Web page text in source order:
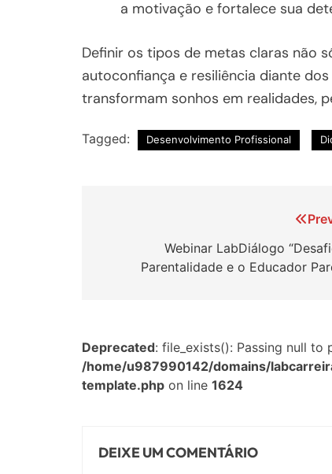
a motivação e fortalece sua
Definir os tipos de metas claras não
autoconfiança e resiliência diante
transformam sonhos em realidades,
Tagged: Desenvolvimento Profissional
Webinar LabDiálogo
Parentalidade e o Educador
Deprecated: file_exists(): Passing null
/home/u987990142/domains/
template.php on line 1624
DEIXE UM COMENTÁRIO